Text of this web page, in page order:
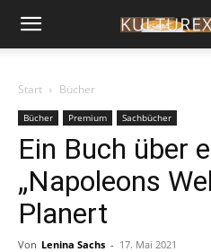
Start Bücher
Bücher Premium Sachbücher
Ein Buch über
„Napoleons
Planert
Von Lenina Sachs - 17. Mai 2021